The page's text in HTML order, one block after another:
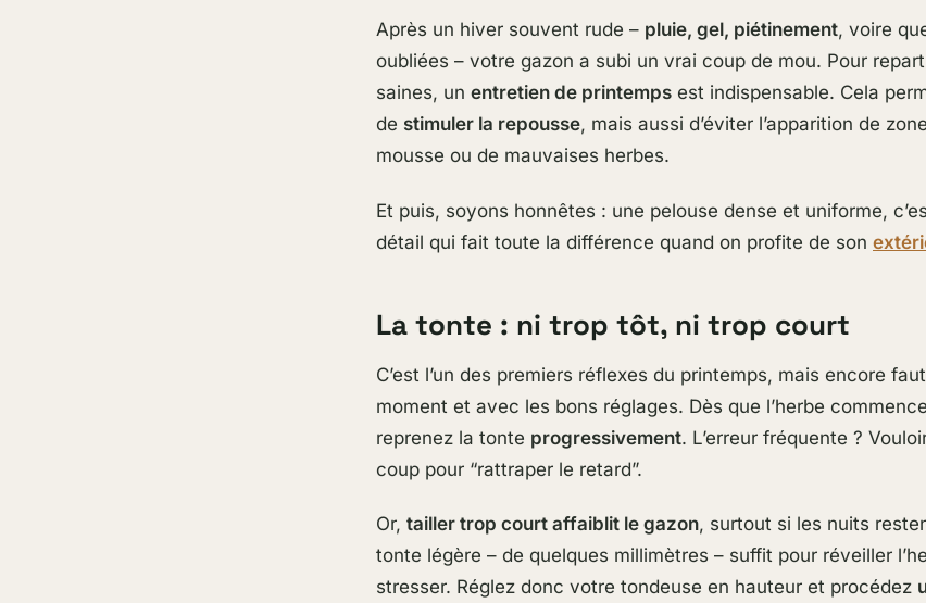
Après un hiver souvent rude – pluie, gel, piétinement, voire
oubliées – votre gazon a subi un vrai coup de mou. Pour
saines, un entretien de printemps est indispensable. Cela
de stimuler la repousse, mais aussi d’éviter l’apparition de
mousse ou de mauvaises herbes.
Et puis, soyons honnêtes : une pelouse dense et uniforme,
détail qui fait toute la différence quand on profite de son
La tonte : ni trop tôt, ni trop court
C’est l’un des premiers réflexes du printemps, mais encore
moment et avec les bons réglages. Dès que l’herbe
reprenez la tonte progressivement. L’erreur fréquente ?
coup pour “rattraper le retard”.
Or, tailler trop court affaiblit le gazon, surtout si les nuits
tonte légère – de quelques millimètres – suffit pour réveiller
stresser. Réglez donc votre tondeuse en hauteur et procédez